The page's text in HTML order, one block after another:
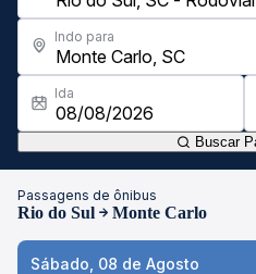
Indo para
Ida
Buscar
Passagens de ônibus
Rio do Sul Monte Carlo
Sábado, 08 de Agosto